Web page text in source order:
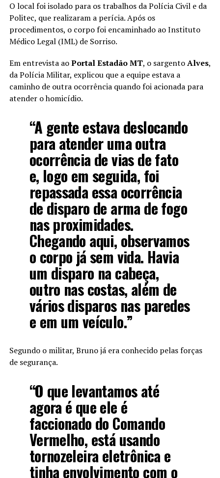
O local foi isolado para os trabalhos da Polícia Civil e da
Politec, que realizaram a perícia. Após os
procedimentos, o corpo foi encaminhado ao Instituto
Médico Legal (IML) de Sorriso.
Em entrevista aoPortal Estadão MT, o sargentoAlves,
da Polícia Militar, explicou que a equipe estava a
caminho de outra ocorrência quando foi acionada para
atender o homicídio.
“A gente estava deslocando
para atender uma outra
ocorrência de vias de fato
e, logo em seguida, foi
repassada essa ocorrência
de disparo de arma de fogo
nas proximidades.
Chegando aqui, observamos
o corpo já sem vida. Havia
um disparo na cabeça,
outro nas costas, além de
vários disparos nas paredes
e em um veículo.”
Segundo o militar, Bruno já era conhecido pelas forças
de segurança.
“O que levantamos até
agora é que ele é
faccionado do Comando
Vermelho, está usando
tornozeleira eletrônica e
tinha envolvimento com o